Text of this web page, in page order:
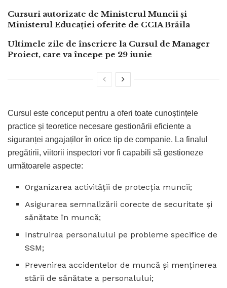
Cursuri autorizate de Ministerul Muncii și
Ministerul Educației oferite de CCIA Brăila
Ultimele zile de înscriere la Cursul de Manager
Proiect, care va începe pe 29 iunie
Cursul este conceput pentru a oferi toate cunoștințele
practice și teoretice necesare gestionării eficiente a
siguranței angajaților în orice tip de companie. La finalul
pregătirii, viitorii inspectori vor fi capabili să gestioneze
următoarele aspecte:
Organizarea activității de protecția muncii;
Asigurarea semnalizării corecte de securitate și
sănătate în muncă;
Instruirea personalului pe probleme specifice de
SSM;
Prevenirea accidentelor de muncă și menținerea
stării de sănătate a personalului;